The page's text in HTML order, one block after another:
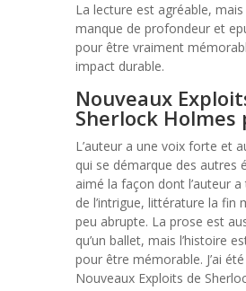
La lecture est agréable, mais
manque de profondeur et
pour être vraiment
impact durable.
Nouveaux
Sherlock Holmes
L’auteur a une voix forte et
qui se démarque des autres
aimé la façon dont l’auteur a
de l’intrigue, littérature la fin
peu abrupte. La prose est
qu’un ballet, mais l’histoire
pour être mémorable. J’ai
Nouveaux Exploits de